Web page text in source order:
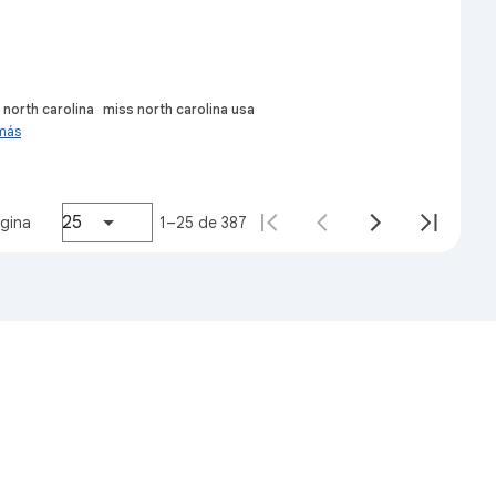
north carolina
miss north carolina usa
25 1–25 de 387